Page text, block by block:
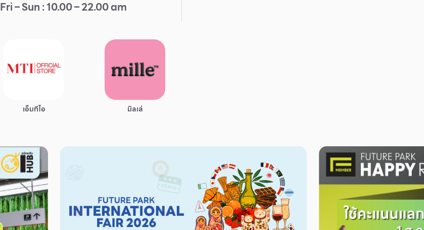
Fri – Sun : 10.00 – 22.00 am
เอ็มทีไอ มิลเล่